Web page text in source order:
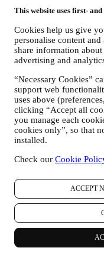
This website uses first-
Cookies help us give
personalise content
share information
advertising and
“Necessary Cookies”
support web
uses above
clicking “Accept all
you manage each
cookies only”, so that
installed.
Check our Cookie
ACCEPT
produits, des offres
évènements à venir, et
Désabonnement :
Vous pouvez cesser de
tout moment,
newsletter, vous pouvez
au bas de chaque e-
mettre fin à l'une de nos
un courrier électronique à
désinscription sera traitée
certaines circonstances,
communications
soit complètement traitée.
C’est vous qui contrôlez
N'oubliez pas que vous
pouvez gérer vos
garantissons de ne
organisations tierces à
Pour toute information ou
protection de la vie
l'adresse: